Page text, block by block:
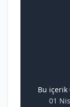
Bu içerik
01